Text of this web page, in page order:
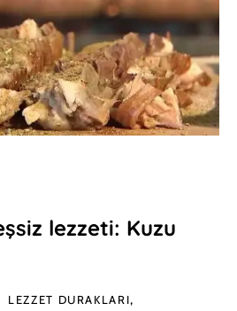
lezzeti: Kuzu
LEZZET DURAKLARI